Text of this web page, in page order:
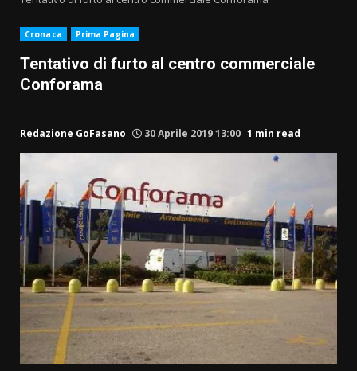
Cronaca Prima Pagina
Tentativo di furto al centro commerciale
Conforama
Redazione GoFasano 30 Aprile 2019 13:00 1 min read